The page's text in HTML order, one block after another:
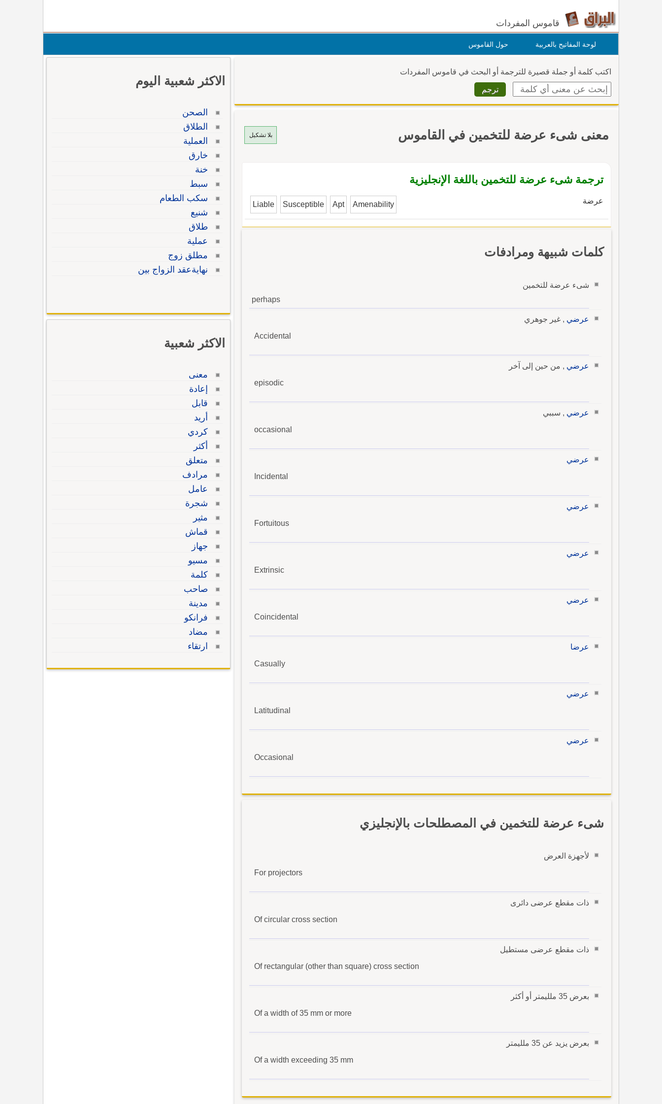
قاموس المفردات
لوحة المفاتيح بالعربية حول القاموس
اكتب كلمة أو جملة قصيرة للترجمة أو البحث في قاموس المفردات
بلا تشكيل معنى شىء عرضة للتخمين في القاموس
ترجمة شىء عرضة للتخمين باللغة الإنجليزية
عرضة Liable Susceptible Apt Amenability
كلمات شبيهة ومرادفات
شىء عرضة للتخمين
perhaps
عرضي , غير جوهري
Accidental
عرضي , من حين إلى آخر
episodic
عرضي , سببي
occasional
عرضي
Incidental
عرضي
Fortuitous
عرضي
Extrinsic
عرضي
Coincidental
عرضا
Casually
عرضي
Latitudinal
عرضي
Occasional
شىء عرضة للتخمين في المصطلحات بالإنجليزي
لأجهزة العرض
For projectors
ذات مقطع عرضى دائرى
Of circular cross section
ذات مقطع عرضى مستطيل
Of rectangular (other than square) cross section
بعرض 35 ملليمتر أو أكثر
Of a width of 35 mm or more
بعرض يزيد عن 35 ملليمتر
Of a width exceeding 35 mm
الاكثر شعبية اليوم
الصحن
الطلاق
العملية
خارق
خنة
سبط
سكب الطعام
شنيع
طلاق
عملية
مطلق زوج
نهايةعقد الزواج بين
الاكثر شعبية
معنى
إعادة
قابل
أريد
كردي
أكثر
متعلق
مرادف
عامل
شجرة
مثير
قماش
جهاز
مسيو
كلمة
صاحب
مدينة
فرانكو
مضاد
ارتقاء